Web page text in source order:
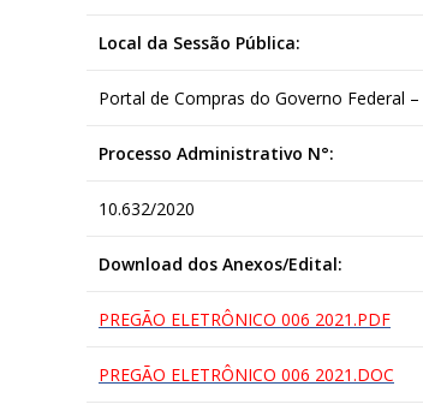
Local da Sessão Pública:
Portal de Compras do Governo Federal –
Processo Administrativo N°:
10.632/2020
Download dos Anexos/Edital:
PREGÃO ELETRÔNICO 006 2021.PDF
PREGÃO ELETRÔNICO 006 2021.DOC